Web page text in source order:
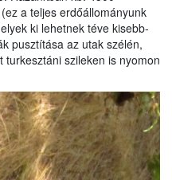
a teljes erdőállományunk
ki lehetnek téve kisebb-
pusztítása az utak szélén,
szileken is nyomon